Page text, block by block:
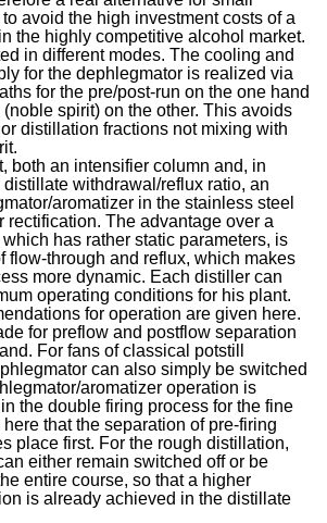
avoid the high investment costs of a
the highly competitive alcohol market.
in different modes. The cooling and
for the dephlegmator is realized via
for the pre/post-run on the one hand
spirit) on the other. This avoids
distillation fractions not mixing with
both an intensifier column and, in
withdrawal/reflux ratio, an
aromatizer in the stainless steel
rectification. The advantage over a
has rather static parameters, is
flow-through and reflux, which makes
more dynamic. Each distiller can
operating conditions for his plant.
for operation are given here.
for preflow and postflow separation
For fans of classical potstill
can also simply be switched
aromatizer operation is
the double firing process for the fine
that the separation of pre-firing
place first. For the rough distillation,
either remain switched off or be
entire course, so that a higher
is already achieved in the distillate